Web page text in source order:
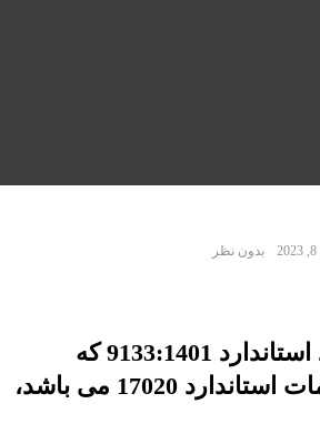
بدون نظر
ویرایش جدید استاندارد 9133:1401 که
راهنمای الزامات استاندارد 17020 می باشد،